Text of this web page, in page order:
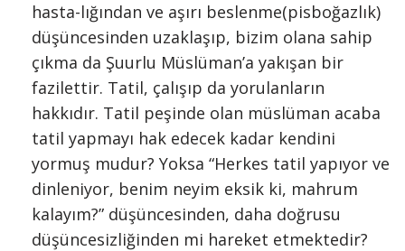
hasta-lığından ve aşırı beslenme(pisboğazlık)
düşüncesinden uzaklaşıp, bizim olana sahip
çıkma da Şuurlu Müslüman’a yakışan bir
fazilettir. Tatil, çalışıp da yorulanların
hakkıdır. Tatil peşinde olan müslüman acaba
tatil yapmayı hak edecek kadar kendini
yormuş mudur? Yoksa “Herkes tatil yapıyor ve
dinleniyor, benim neyim eksik ki, mahrum
kalayım?” düşüncesinden, daha doğrusu
düşüncesizliğinden mi hareket etmektedir?